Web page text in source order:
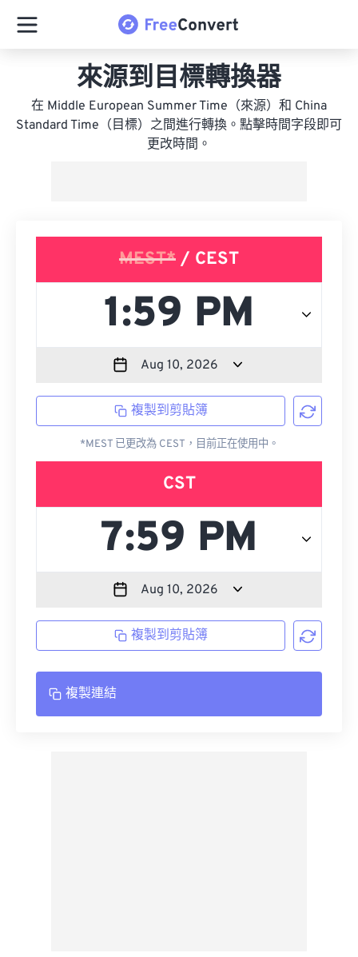
來源到目標轉換器
在 Middle European Summer Time（來源）和 China
Standard Time（目標）之間進行轉換。點擊時間字段即可
更改時間。
MEST* / CEST
複製到剪貼簿
*MEST 已更改為 CEST，目前正在使用中。
CST
複製到剪貼簿
複製連結